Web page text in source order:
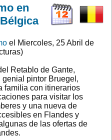
en
el Miercoles, 25 Abril de
Retablo de Gante,
genial pintor Bruegel,
familia con itinerarios
para visitar los
y una nueva de
en Flandes y
de las ofertas de